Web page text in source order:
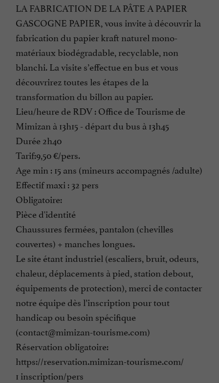
LA FABRICATION DE LA PÂTE A PAPIER
GASCOGNE PAPIER, vous invite à découvrir la
fabrication du papier kraft naturel mono-
matériaux biodégradable, recyclable, non
blanchi. La visite s’effectue en bus et vous
découvrirez toutes les étapes de la
transformation du billon au papier.
Lieu/heure de RDV : Office de Tourisme de
Mimizan à 13h15 - départ du bus à 13h45
Durée 2h40
Tarif:9,50 €/pers.
Age min : 15 ans (mineurs accompagnés /adulte)
Effectif maxi : 32 pers
Obligatoire:
Pièce d'identité
Chaussures fermées, pantalon (chevilles
couvertes) + manches longues.
Le site étant industriel (escaliers, bruit, odeurs,
chaleur, déplacements à pied, station debout,
équipements de protection), merci de contacter
notre équipe dès l’inscription pour tout
handicap ou besoin spécifique
(contact@mimizan-tourisme.com)
Réservation obligatoire:
https://reservation.mimizan-tourisme.com/
1 inscription/pers